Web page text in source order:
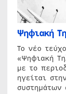
Ψηφιακή
Το νέο
«Ψηφιακή
με το
ηγείται
συστημάτων